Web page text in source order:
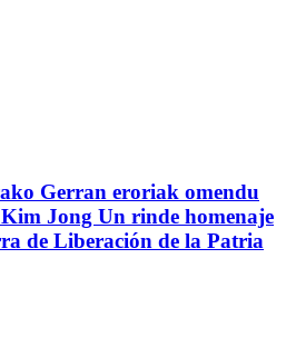
Gerran eroriak omendu
Jong Un rinde homenaje
de Liberación de la Patria